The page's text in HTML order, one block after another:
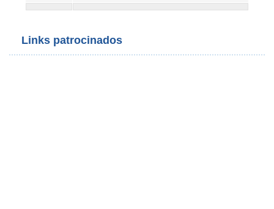
Links patrocinados